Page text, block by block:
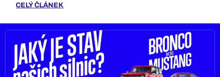
CELÝ ČLÁNEK